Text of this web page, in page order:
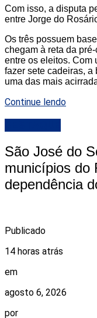
Com isso, a disputa
entre Jorge do
Os três possuem
chegam à reta da
entre os eleitos. Com
fazer sete cadeiras, a
uma das mais
Continue lendo
São José do
municípios do
dependência
Publicado
14 horas atrás
em
agosto 6, 2026
por